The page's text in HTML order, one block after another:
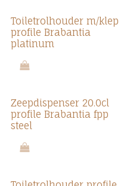
Toiletrolhouder m/klep
profile Brabantia
platinum
Zeepdispenser 20.0cl
profile Brabantia fpp
steel